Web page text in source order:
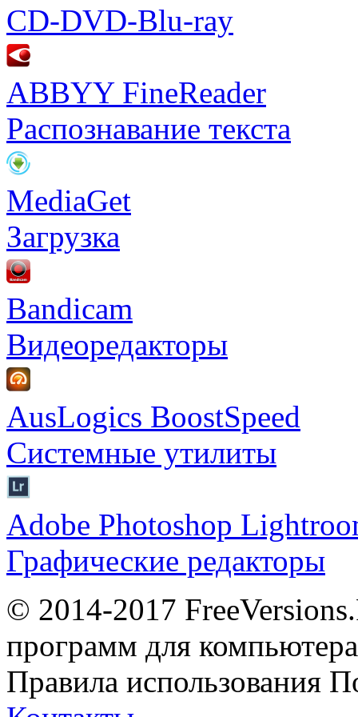
CD-DVD-Blu-ray
ABBYY FineReader
Распознавание текста
MediaGet
Загрузка
Bandicam
Видеоредакторы
AusLogics BoostSpeed
Системные утилиты
Adobe Photoshop
Графические редакторы
© 2014-2017
программ для
Правила использования